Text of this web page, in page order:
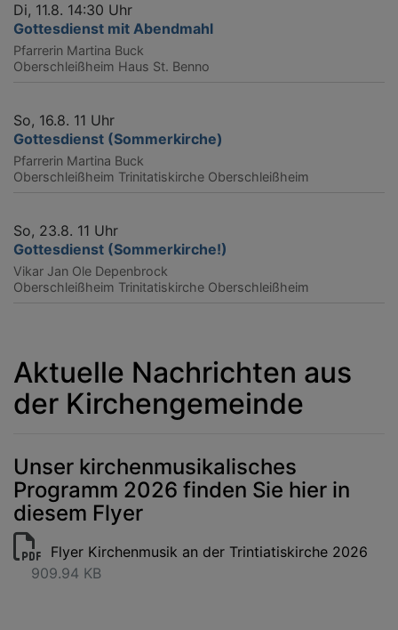
Di, 11.8. 14:30 Uhr
Gottesdienst mit Abendmahl
Pfarrerin Martina Buck
Oberschleißheim Haus St. Benno
So, 16.8. 11 Uhr
Gottesdienst (Sommerkirche)
Pfarrerin Martina Buck
Oberschleißheim Trinitatiskirche Oberschleißheim
So, 23.8. 11 Uhr
Gottesdienst (Sommerkirche!)
Vikar Jan Ole Depenbrock
Oberschleißheim Trinitatiskirche Oberschleißheim
Aktuelle Nachrichten aus
der Kirchengemeinde
Unser kirchenmusikalisches
Programm 2026 finden Sie hier in
diesem Flyer
Flyer Kirchenmusik an der Trintiatiskirche 2026
909.94 KB